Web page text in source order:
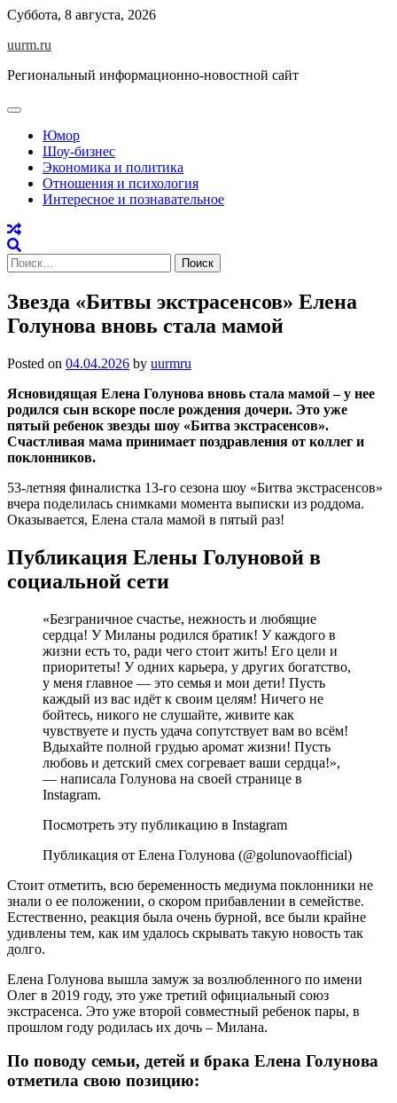
Skip
content
Суббота, 8 августа, 2026
uurm.ru
Региональный информационно-новостной сайт
Юмор
Шоу-бизнес
Экономика и политика
Отношения и психология
Интересное и познавательное
Найти:
Звезда «Битвы экстрасенсов» Елена
Голунова вновь стала мамой
Posted on 04.04.2026 by uurmru
Ясновидящая Елена Голунова вновь стала мамой – у нее
родился сын вскоре после рождения дочери. Это уже
пятый ребенок звезды шоу «Битва экстрасенсов».
Счастливая мама принимает поздравления от коллег и
поклонников.
53-летняя финалистка 13-го сезона шоу «Битва экстрасенсов»
вчера поделилась снимками момента выписки из роддома.
Оказывается, Елена стала мамой в пятый раз!
Публикация Елены Голуновой в
социальной сети
«Безграничное счастье, нежность и любящие
сердца! У Миланы родился братик! У каждого в
жизни есть то, ради чего стоит жить! Его цели и
приоритеты! У одних карьера, у других богатство,
у меня главное — это семья и мои дети! Пусть
каждый из вас идёт к своим целям! Ничего не
бойтесь, никого не слушайте, живите как
чувствуете и пусть удача сопутствует вам во всём!
Вдыхайте полной грудью аромат жизни! Пусть
любовь и детский смех согревает ваши сердца!»,
— написала Голунова на своей странице в
Instagram.
Посмотреть эту публикацию в Instagram
Публикация от Елена Голунова (@golunovaofficial)
Стоит отметить, всю беременность медиума поклонники не
знали о ее положении, о скором прибавлении в семействе.
Естественно, реакция была очень бурной, все были крайне
удивлены тем, как им удалось скрывать такую новость так
долго.
Елена Голунова вышла замуж за возлюбленного по имени
Олег в 2019 году, это уже третий официальный союз
экстрасенса. Это уже второй совместный ребенок пары, в
прошлом году родилась их дочь – Милана.
По поводу семьи, детей и брака Елена Голунова
отметила свою позицию: